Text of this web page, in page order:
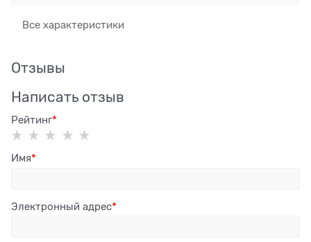
Все характеристики
Отзывы
Написать отзыв
Рейтинг
Имя
Электронный адрес